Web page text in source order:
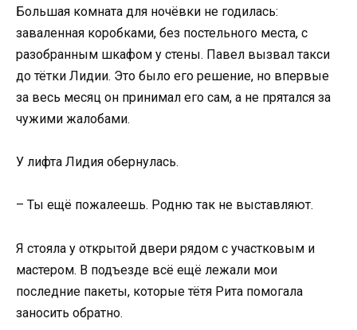
Большая комната для ночёвки не годилась:
заваленная коробками, без постельного места, с
разобранным шкафом у стены. Павел вызвал такси
до тётки Лидии. Это было его решение, но впервые
за весь месяц он принимал его сам, а не прятался за
чужими жалобами.
У лифта Лидия обернулась.
– Ты ещё пожалеешь. Родню так не выставляют.
Я стояла у открытой двери рядом с участковым и
мастером. В подъезде всё ещё лежали мои
последние пакеты, которые тётя Рита помогала
заносить обратно.